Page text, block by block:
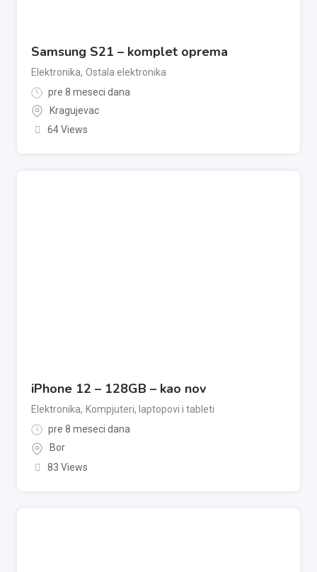
Samsung S21 – komplet oprema
Elektronika, Ostala elektronika
pre 8 meseci dana
Kragujevac
64 Views
iPhone 12 – 128GB – kao nov
Elektronika, Kompjuteri, laptopovi i tableti
pre 8 meseci dana
Bor
83 Views